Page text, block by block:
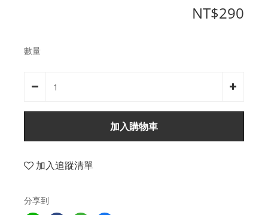
NT$290
數量
加入購物車
加入追蹤清單
分享到